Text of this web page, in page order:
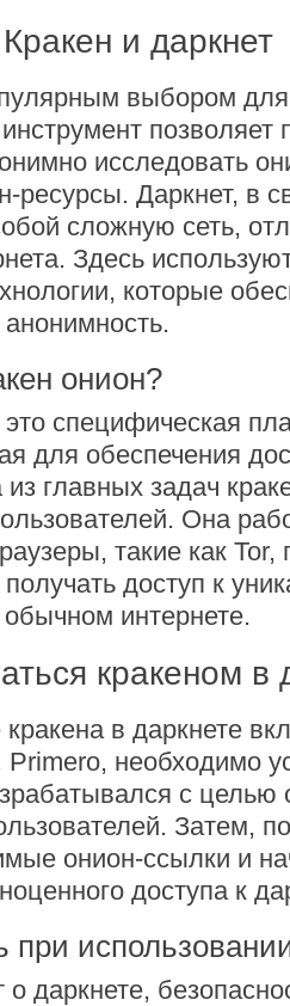
и даркнет
выбором
позволяет
исследовать
ресурсы. Даркнет, в
сложную сеть,
Здесь
которые
онион?
это специфическая
для обеспечения
главных задач
Она
такие как Tor,
доступ к
интернете.
кракеном в
в даркнете
необходимо
с целью
Затем,
онион-ссылки и
доступа к
при
о даркнете,